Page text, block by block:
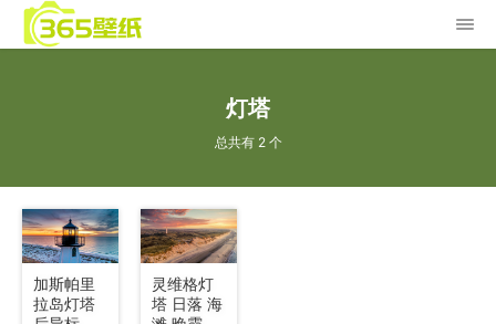
灯塔
总共有 2 个
加斯帕里
拉岛灯塔
灵维格灯
塔 日落 海